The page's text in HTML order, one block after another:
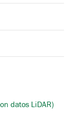
datos LiDAR)